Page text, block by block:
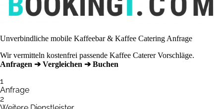
Unverbindliche mobile Kaffeebar & Kaffee Catering Anfrage
Wir vermitteln kostenfrei passende Kaffee Caterer Vorschläge.
Anfragen ➔ Vergleichen ➔ Buchen